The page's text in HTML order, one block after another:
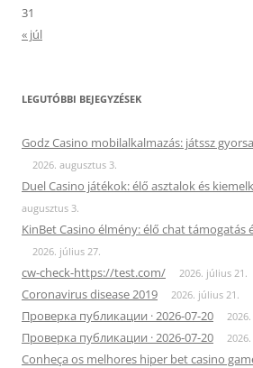
31
« júl
LEGUTÓBBI BEJEGYZÉSEK
Godz Casino mobilalkalmazás: játssz
2026. augusztus 3.
Duel Casino játékok: élő asztalok és
augusztus 3.
KinBet Casino élmény: élő chat támogatás
2026. július 27.
cw-check-https://test.com/ 2026. július 21.
Coronavirus disease 2019 2026. július 21.
Проверка публикации · 2026-07-20
Проверка публикации · 2026-07-20
Conheça os melhores hiper bet casino